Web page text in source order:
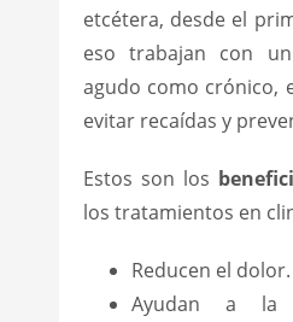
etcétera, desde el
eso trabajan con
agudo como crónico,
evitar recaídas y
Estos son los
los tratamientos en
Reducen el dolor.
Ayudan a